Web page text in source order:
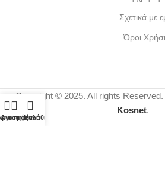
Σχετικά με
Όροι
Copyright © 2025. All rights Reserved.
Kosnet.
Αγαπημένα
Καλάθι